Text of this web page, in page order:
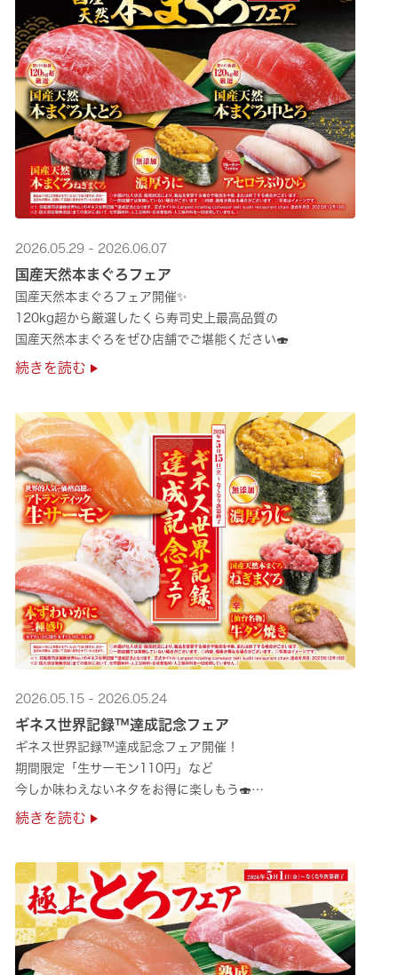
2026.05.29 - 2026.06.07
国産天然本まぐろフェア
国産天然本まぐろフェア開催✨
120kg超から厳選したくら寿司史上最高品質の
国産天然本まぐろをぜひ店舗でご堪能ください🍣
続きを読む
2026.05.15 - 2026.05.24
ギネス世界記録™達成記念フェア
ギネス世界記録™達成記念フェア開催！
期間限定「生サーモン110円」など
今しか味わえないネタをお得に楽しもう🍣
是非お越しください✨
続きを読む